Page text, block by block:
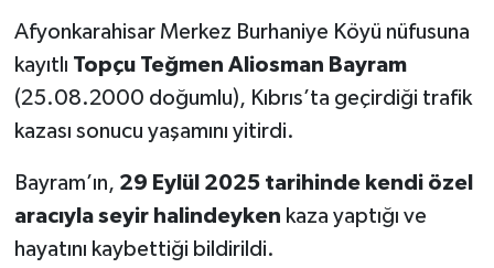
Afyonkarahisar Merkez Burhaniye Köyü nüfusuna
kayıtlı Topçu Teğmen Aliosman Bayram
(25.08.2000 doğumlu), Kıbrıs’ta geçirdiği trafik
kazası sonucu yaşamını yitirdi.
Bayram’ın, 29 Eylül 2025 tarihinde kendi özel
aracıyla seyir halindeyken kaza yaptığı ve
hayatını kaybettiği bildirildi.